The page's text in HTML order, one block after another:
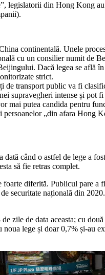
legislatorii din Hong Kong
continentală. Unele
cu un consilier numit de
Dacă legea se
strict.
de transport public va fi
supravegheri intense și pot
mai putea candida pentru
„din afara Hong
dată când o astfel de lege a
să fie retras complet.
diferită. Publicul pare
securitate națională din
zile de data aceasta; cu
lege și doar 0,7% și-au